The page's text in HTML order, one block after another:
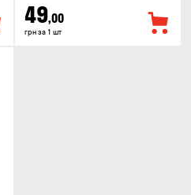
49,00
грн за 1 шт